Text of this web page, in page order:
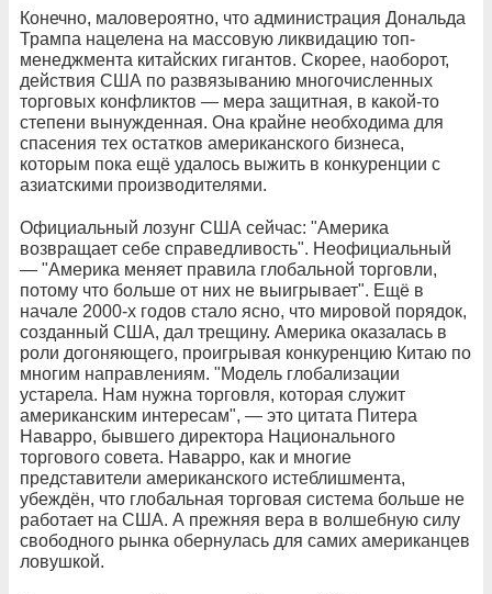
Конечно, маловероятно, что администрация Дональда
Трампа нацелена на массовую ликвидацию топ-
менеджмента китайских гигантов. Скорее, наоборот,
действия США по развязыванию многочисленных
торговых конфликтов — мера защитная, в какой-то
степени вынужденная. Она крайне необходима для
спасения тех остатков американского бизнеса,
которым пока ещё удалось выжить в конкуренции с
азиатскими производителями.
Официальный лозунг США сейчас: "Америка
возвращает себе справедливость". Неофициальный
— "Америка меняет правила глобальной торговли,
потому что больше от них не выигрывает". Ещё в
начале 2000-х годов стало ясно, что мировой порядок,
созданный США, дал трещину. Америка оказалась в
роли догоняющего, проигрывая конкуренцию Китаю по
многим направлениям. "Модель глобализации
устарела. Нам нужна торговля, которая служит
американским интересам", — это цитата Питера
Наварро, бывшего директора Национального
торгового совета. Наварро, как и многие
представители американского истеблишмента,
убеждён, что глобальная торговая система больше не
работает на США. А прежняя вера в волшебную силу
свободного рынка обернулась для самих американцев
ловушкой.